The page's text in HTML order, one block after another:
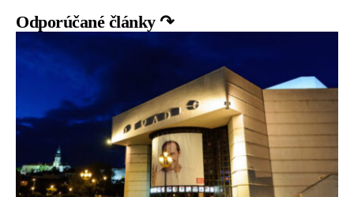
Odporúčané články ↷